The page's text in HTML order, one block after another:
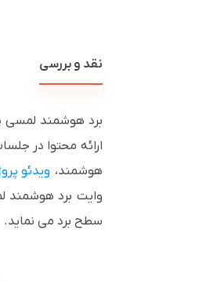
نقد و بررسی
ارائه محتوا در
هوشمند، ویدئو
سطح برد می نماید.